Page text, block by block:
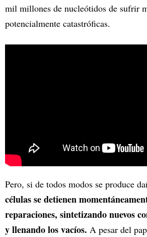
mil millones de nucleótidos de sufrir
potencialmente catastróficas.
Pero, si de todos modos se produce
células se detienen
reparaciones, sintetizando nuevos
y llenando los vacíos. A pesar del